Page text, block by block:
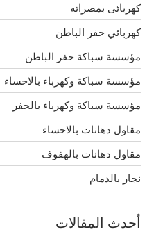
كهربائى بمصراته
كهربائي حفر الباطن
مؤسسة سباكة حفر الباطن
مؤسسة سباكة وكهرباء بالاحساء
مؤسسة سباكة وكهرباء بالحفر
مقاول دهانات بالاحساء
مقاول دهانات بالهفوف
نجار بالدمام
أحدث المقالات